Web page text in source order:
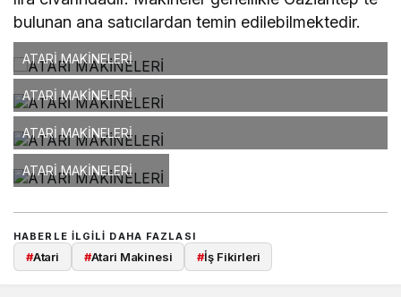
bulunan ana satıcılardan temin edilebilmektedir.
ATARİ MAKİNELERİ
ATARİ MAKİNELERİ
ATARİ MAKİNELERİ
ATARİ MAKİNELERİ
HABERLE ILGILI DAHA FAZLASI
#Atari #Atari Makinesi #İş Fikirleri